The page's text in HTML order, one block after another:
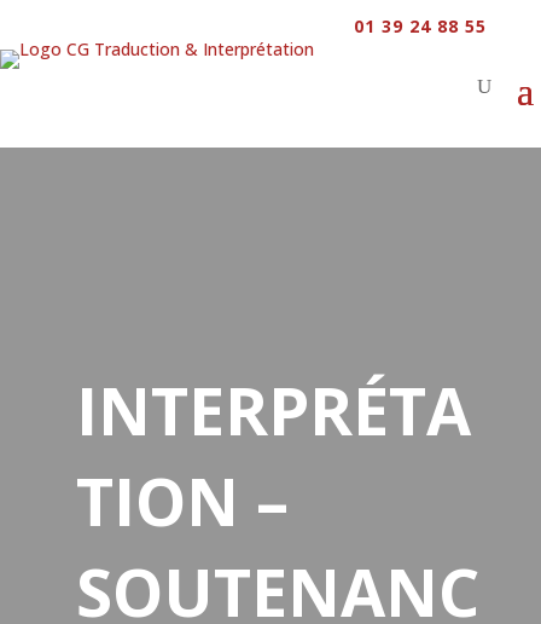
01 39 24 88 55
INTERPRÉTA
TION –
SOUTENANC